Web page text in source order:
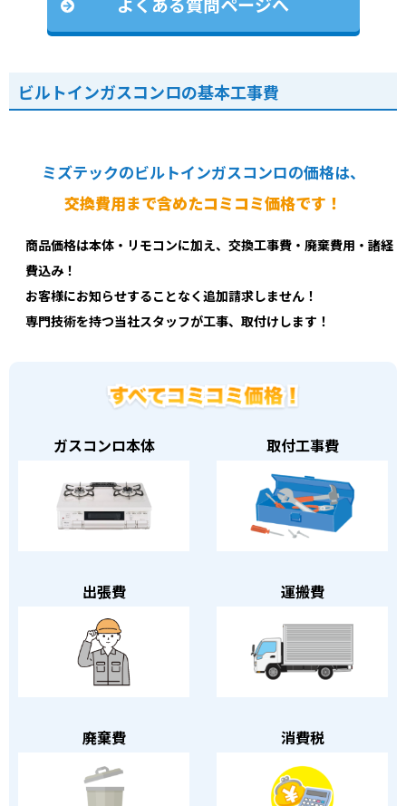
よくある質問ページへ
ビルトインガスコンロの基本工事費
ミズテックのビルトインガスコンロの価格は、
交換費用まで含めたコミコミ価格です！
商品価格は本体・リモコンに加え、交換工事費・廃棄費用・諸経
費込み！
お客様にお知らせすることなく追加請求しません！
専門技術を持つ当社スタッフが工事、取付けします！
ガスコンロ本体 取付工事費
出張費 運搬費
廃棄費 消費税